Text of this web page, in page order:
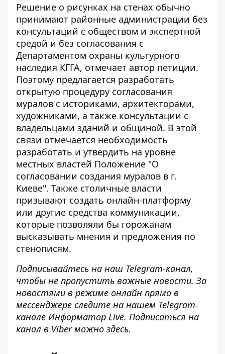
Решение о рисунках на стенах обычно
принимают районные администрации без
консультаций с обществом и экспертной
средой и без согласования с
Департаментом охраны культурного
наследия КГГА, отмечает автор петиции.
Поэтому предлагается разработать
открытую процедуру согласования
муралов с историками, архитекторами,
художниками, а также консультации с
владельцами зданий и общиной. В этой
связи отмечается необходимость
разработать и утвердить на уровне
местных властей Положение "О
согласовании создания муралов в г.
Киеве". Также столичные власти
призывают создать онлайн-платформу
или другие средства коммуникации,
которые позволяли бы горожанам
высказывать мнения и предложения по
стенописям.
Подписывайтесь на наш Telegram-канал,
чтобы не пропустить важные новости. За
новостями в режиме онлайн прямо в
мессенджере следите на нашем Telegram-
канале Информатор Live. Подписаться на
канал в Viber можно здесь.